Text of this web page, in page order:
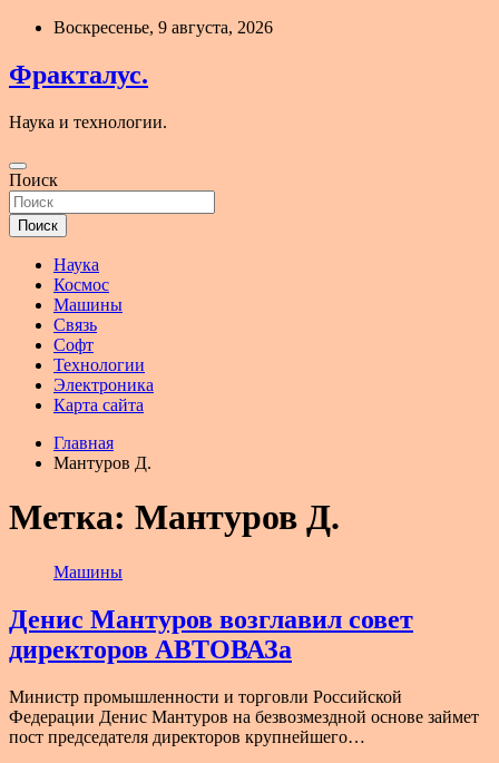
Перейти
содержимому
Воскресенье, 9 августа, 2026
Фракталус.
Наука и технологии.
Поиск
Поиск
Наука
Космос
Машины
Связь
Софт
Технологии
Электроника
Карта сайта
Главная
Мантуров Д.
Метка: Мантуров Д.
Машины
Денис Мантуров возглавил совет
директоров АВТОВАЗа
Министр промышленности и торговли Российской
Федерации Денис Мантуров на безвозмездной основе займет
пост председателя директоров крупнейшего…